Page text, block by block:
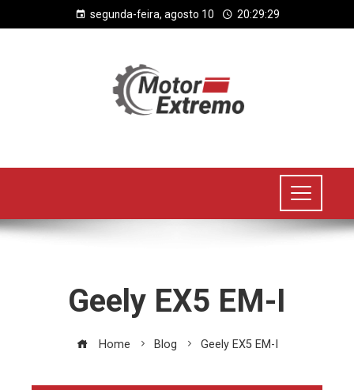
segunda-feira, agosto 10 20:29:30
Geely EX5 EM-I
Home Blog Geely EX5 EM-I